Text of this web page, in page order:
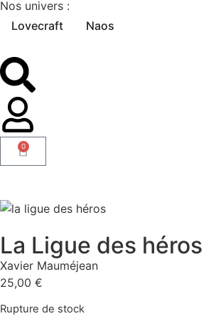
Nos univers :
Lovecraft
Naos
0
La Ligue des héros
Xavier Mauméjean
25,00 €
Rupture de stock